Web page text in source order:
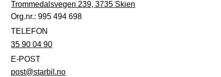
Trommedalsvegen 239, 3735 Skien
Org.nr.: 995 494 698
TELEFON
35 90 04 90
E-POST
post@starbil.no